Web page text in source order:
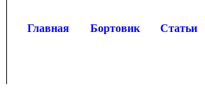
Главная Бортовик Статьи